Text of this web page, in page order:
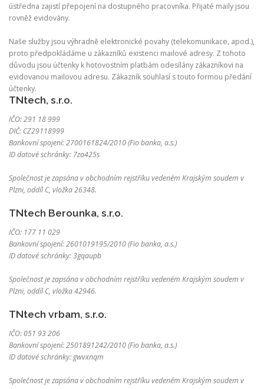
ústředna zajistí přepojení na dostupného pracovníka. Přijaté maily jsou
rovněž evidovány.
Naše služby jsou výhradně elektronické povahy (telekomunikace, apod.),
proto předpokládáme u zákazníků existenci mailové adresy. Z tohoto
důvodu jsou účtenky k hotovostním platbám odesílány zákazníkovi na
evidovanou mailovou adresu. Zákazník souhlasí s touto formou předání
účtenky.
TNtech, s.r.o.
IČO: 291 18 999
DIČ: CZ29118999
Bankovní spojení: 2700161824/2010 (Fio banka, a.s.)
ID datové schránky: 7za425s
Společnost je zapsána v obchodním rejstříku vedeném Krajským soudem v
Plzni, oddíl C, vložka 26348.
TNtech Berounka, s.r.o.
IČO: 177 11 029
Bankovní spojení: 2601019195/2010 (Fio banka, a.s.)
ID datové schránky: 3gqaupb
Společnost je zapsána v obchodním rejstříku vedeném Krajským soudem v
Plzni, oddíl C, vložka 42946.
TNtech vrbam, s.r.o.
IČO: 051 93 206
Bankovní spojení: 2501891242/2010 (Fio banka, a.s.)
ID datové schránky: gwvxnqm
Společnost je zapsána v obchodním rejstříku vedeném Krajským soudem v